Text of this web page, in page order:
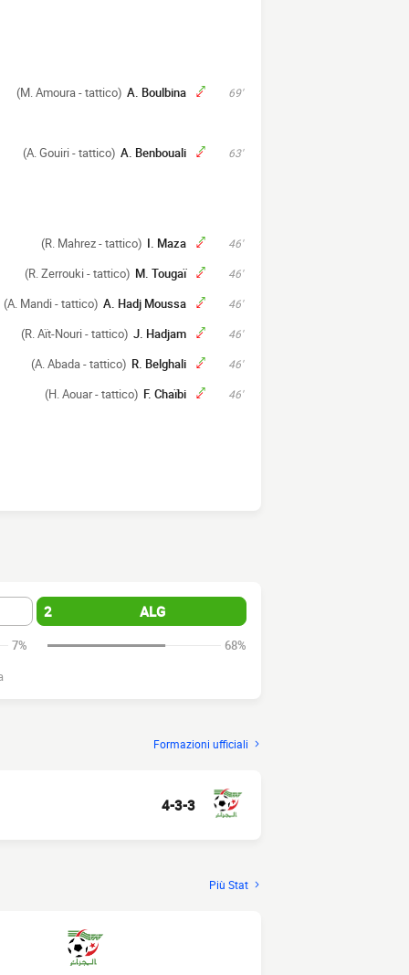
69'
A. Boulbina
(M. Amoura - tattico)
63'
A. Benbouali
(A. Gouiri - tattico)
46'
I. Maza
(R. Mahrez - tattico)
46'
M. Tougaï
(R. Zerrouki - tattico)
46'
A. Hadj Moussa
(A. Mandi - tattico)
46'
J. Hadjam
(R. Aït-Nouri - tattico)
46'
R. Belghali
(A. Abada - tattico)
46'
F. Chaïbi
(H. Aouar - tattico)
2 ALG
7%
68%
Formazioni ufficiali
4-3-3
Più Stat